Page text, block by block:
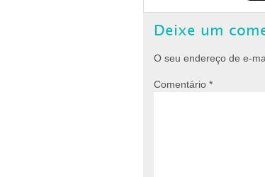
Deixe um
O seu endereço de e-
Comentário *